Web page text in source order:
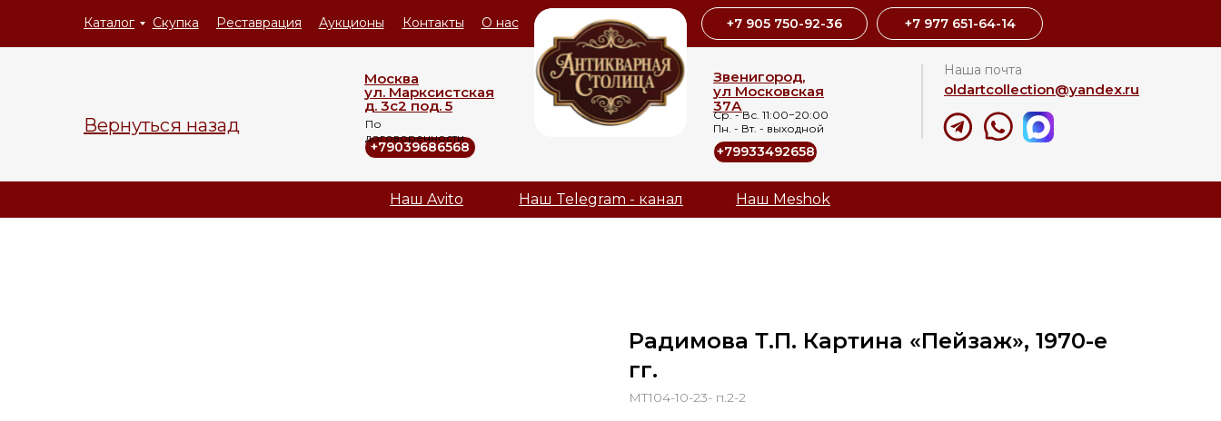
Наша почта
Аукционы
Реставрация
Скупка Контакты О нас
Каталог
oldartcollection@yandex.ru
+7 977 651-64-14
Москва
ул. Марксистская
д. 3с2 под. 5
+79039686568
По
договоренности
+7 905 750-92-36
Вернуться назад
Звенигород,
ул Московская
37А
Ср. - Вс. 11:00−20:00
Пн. - Вт. - выходной
+79933492658
Наш Meshok
Наш Avito Наш Telegram - канал
Радимова Т.П. Картина «Пейзаж», 1970-е
гг.
MT104-10-23- п.2-2